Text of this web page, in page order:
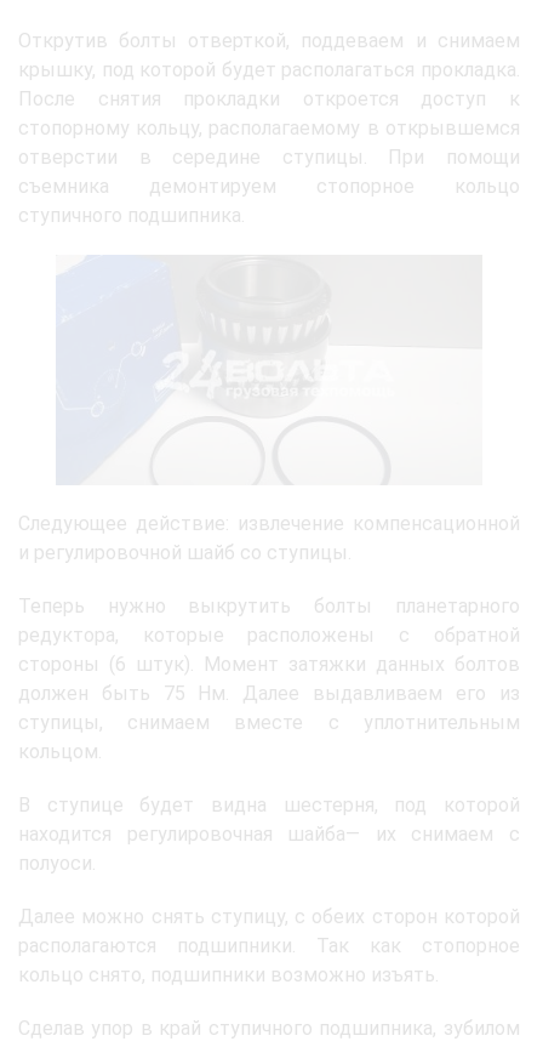
Открутив болты отверткой, поддеваем и снимаем
крышку, под которой будет располагаться прокладка.
После снятия прокладки откроется доступ к
стопорному кольцу, располагаемому в открывшемся
отверстии в середине ступицы. При помощи
съемника демонтируем стопорное кольцо
ступичного подшипника.
Следующее действие: извлечение компенсационной
и регулировочной шайб со ступицы.
Теперь нужно выкрутить болты планетарного
редуктора, которые расположены с обратной
стороны (6 штук). Момент затяжки данных болтов
должен быть 75 Нм. Далее выдавливаем его из
ступицы, снимаем вместе с уплотнительным
кольцом.
В ступице будет видна шестерня, под которой
находится регулировочная шайба— их снимаем с
полуоси.
Далее можно снять ступицу, с обеих сторон которой
располагаются подшипники. Так как стопорное
кольцо снято, подшипники возможно изъять.
Сделав упор в край ступичного подшипника, зубилом